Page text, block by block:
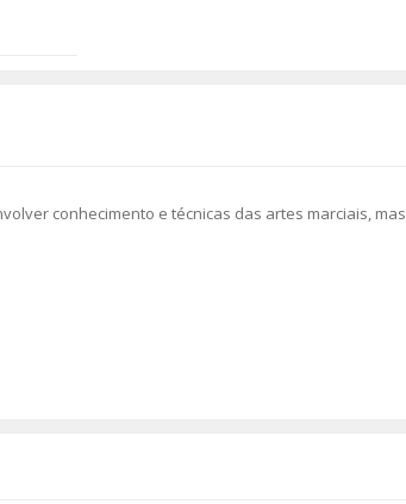
conhecimento e técnicas das artes marciais, mas